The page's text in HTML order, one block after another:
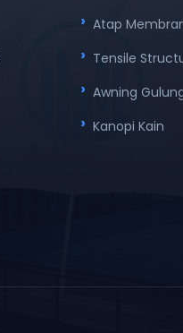
Atap
Tensile
Awning
Kanopi Kain